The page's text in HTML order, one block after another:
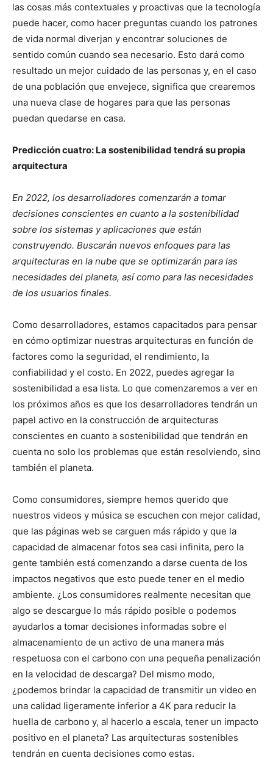
las cosas más contextuales y proactivas que la tecnología
puede hacer, como hacer preguntas cuando los patrones
de vida normal diverjan y encontrar soluciones de
sentido común cuando sea necesario. Esto dará como
resultado un mejor cuidado de las personas y, en el caso
de una población que envejece, significa que crearemos
una nueva clase de hogares para que las personas
puedan quedarse en casa.
Predicción cuatro: La sostenibilidad tendrá su propia
arquitectura
En 2022, los desarrolladores comenzarán a tomar
decisiones conscientes en cuanto a la sostenibilidad
sobre los sistemas y aplicaciones que están
construyendo. Buscarán nuevos enfoques para las
arquitecturas en la nube que se optimizarán para las
necesidades del planeta, así como para las necesidades
de los usuarios finales.
Como desarrolladores, estamos capacitados para pensar
en cómo optimizar nuestras arquitecturas en función de
factores como la seguridad, el rendimiento, la
confiabilidad y el costo. En 2022, puedes agregar la
sostenibilidad a esa lista. Lo que comenzaremos a ver en
los próximos años es que los desarrolladores tendrán un
papel activo en la construcción de arquitecturas
conscientes en cuanto a sostenibilidad que tendrán en
cuenta no solo los problemas que están resolviendo, sino
también el planeta.
Como consumidores, siempre hemos querido que
nuestros videos y música se escuchen con mejor calidad,
que las páginas web se carguen más rápido y que la
capacidad de almacenar fotos sea casi infinita, pero la
gente también está comenzando a darse cuenta de los
impactos negativos que esto puede tener en el medio
ambiente. ¿Los consumidores realmente necesitan que
algo se descargue lo más rápido posible o podemos
ayudarlos a tomar decisiones informadas sobre el
almacenamiento de un activo de una manera más
respetuosa con el carbono con una pequeña penalización
en la velocidad de descarga? Del mismo modo,
¿podemos brindar la capacidad de transmitir un video en
una calidad ligeramente inferior a 4K para reducir la
huella de carbono y, al hacerlo a escala, tener un impacto
positivo en el planeta? Las arquitecturas sostenibles
tendrán en cuenta decisiones como estas.